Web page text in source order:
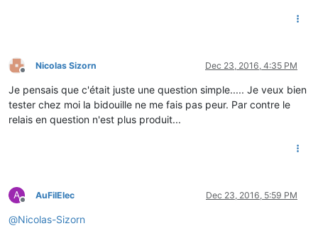
Offline
Nicolas Sizorn Dec 23, 2016, 4:35 PM
Je pensais que c'était juste une question simple..... Je veux bien
tester chez moi la bidouille ne me fais pas peur. Par contre le
relais en question n'est plus produit...
A
Offline
AuFilElec Dec 23, 2016, 5:59 PM
@Nicolas-Sizorn